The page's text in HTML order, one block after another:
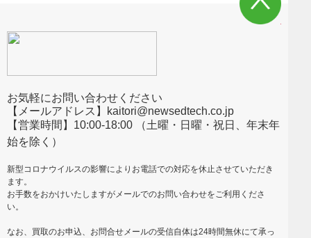
お気軽にお問い合わせください
【メールアドレス】kaitori@newsedtech.co.jp
【営業時間】10:00-18:00 （土曜・日曜・祝日、年末年
始を除く）
新型コロナウイルスの影響によりお電話での対応を休止させていただき
ます。
お手数をおかけいたしますがメールでのお問い合わせをご利用くださ
い。
なお、買取のお申込、お問合せメールの受信自体は24時間無休にて承っ